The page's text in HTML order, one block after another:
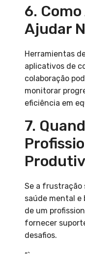
6.
Ajudar
Herramientas
aplicativos de
colaboração
monitorar
eficiência em
7.
Se a frustração
saúde mental e
de um
fornecer
desafios.
“`